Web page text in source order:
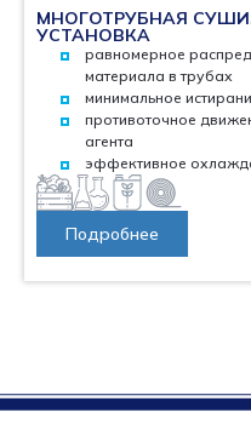
МНОГОТРУБНАЯ
УСТАНОВКА
равномерное
материала в трубах
минимальное
противоточное
агента
эффективное
Подробнее